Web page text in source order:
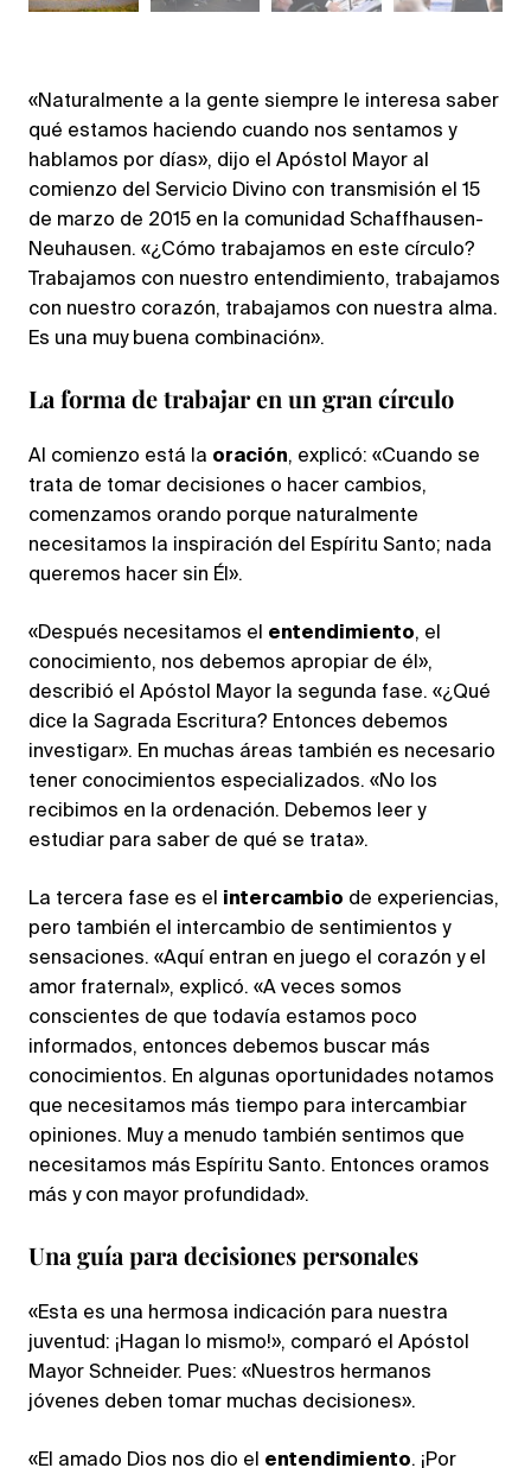
«Naturalmente a la gente siempre le interesa saber
qué estamos haciendo cuando nos sentamos y
hablamos por días», dijo el Apóstol Mayor al
comienzo del Servicio Divino con transmisión el 15
de marzo de 2015 en la comunidad Schaffhausen-
Neuhausen. «¿Cómo trabajamos en este círculo?
Trabajamos con nuestro entendimiento, trabajamos
con nuestro corazón, trabajamos con nuestra alma.
Es una muy buena combinación».
La forma de trabajar en un gran círculo
Al comienzo está la oración, explicó: «Cuando se
trata de tomar decisiones o hacer cambios,
comenzamos orando porque naturalmente
necesitamos la inspiración del Espíritu Santo; nada
queremos hacer sin Él».
«Después necesitamos el entendimiento, el
conocimiento, nos debemos apropiar de él»,
describió el Apóstol Mayor la segunda fase. «¿Qué
dice la Sagrada Escritura? Entonces debemos
investigar». En muchas áreas también es necesario
tener conocimientos especializados. «No los
recibimos en la ordenación. Debemos leer y
estudiar para saber de qué se trata».
La tercera fase es el intercambio de experiencias,
pero también el intercambio de sentimientos y
sensaciones. «Aquí entran en juego el corazón y el
amor fraternal», explicó. «A veces somos
conscientes de que todavía estamos poco
informados, entonces debemos buscar más
conocimientos. En algunas oportunidades notamos
que necesitamos más tiempo para intercambiar
opiniones. Muy a menudo también sentimos que
necesitamos más Espíritu Santo. Entonces oramos
más y con mayor profundidad».
Una guía para decisiones personales
«Esta es una hermosa indicación para nuestra
juventud: ¡Hagan lo mismo!», comparó el Apóstol
Mayor Schneider. Pues: «Nuestros hermanos
jóvenes deben tomar muchas decisiones».
«El amado Dios nos dio el entendimiento. ¡Por